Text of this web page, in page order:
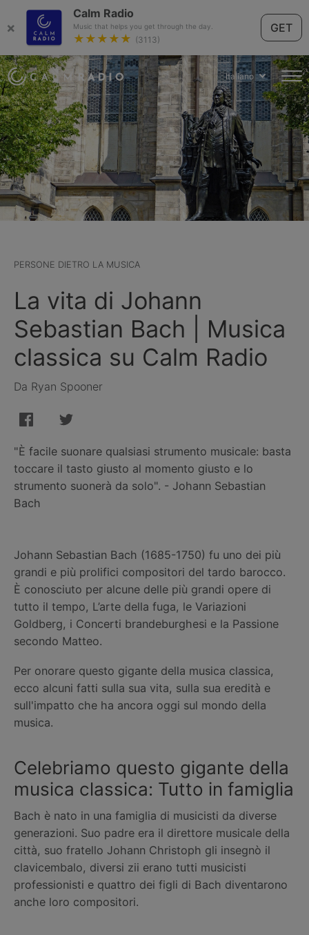
×
Calm Radio
Music that helps you get through the day.
★★★★★ (3113)
GET
Italiano
PERSONE DIETRO LA MUSICA
La vita di Johann
Sebastian Bach | Musica
classica su Calm Radio
Da Ryan Spooner
"È facile suonare qualsiasi strumento musicale: basta
toccare il tasto giusto al momento giusto e lo
strumento suonerà da solo". - Johann Sebastian
Bach
Johann Sebastian Bach (1685-1750) fu uno dei più
grandi e più prolifici compositori del tardo barocco.
È conosciuto per alcune delle più grandi opere di
tutto il tempo, L’arte della fuga, le Variazioni
Goldberg, i Concerti brandeburghesi e la Passione
secondo Matteo.
Per onorare questo gigante della musica classica,
ecco alcuni fatti sulla sua vita, sulla sua eredità e
sull'impatto che ha ancora oggi sul mondo della
musica.
Celebriamo questo gigante della
musica classica: Tutto in famiglia
Bach è nato in una famiglia di musicisti da diverse
generazioni. Suo padre era il direttore musicale della
città, suo fratello Johann Christoph gli insegnò il
clavicembalo, diversi zii erano tutti musicisti
professionisti e quattro dei figli di Bach diventarono
anche loro compositori.